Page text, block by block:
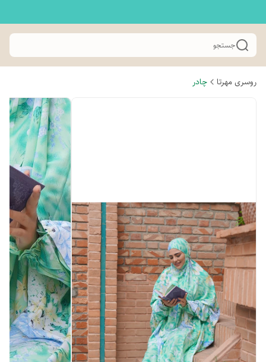
جستجو
روسری مهرتا چادر